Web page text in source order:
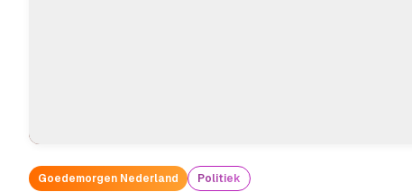
Goedemorgen Nederland Politiek